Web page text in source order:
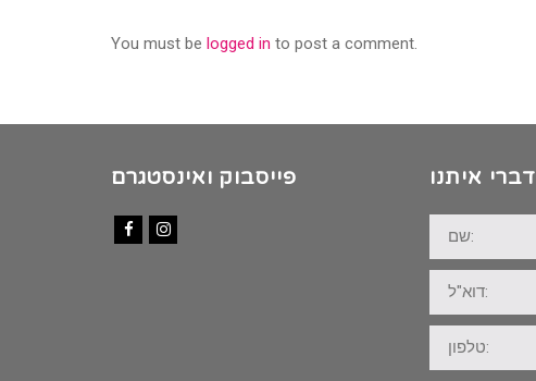
You must be logged in to post a comment.
פייסבוק ואינסטגרם דברי איתנו